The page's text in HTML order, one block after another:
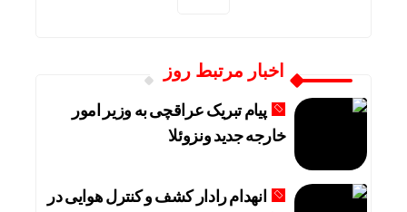
اخبار مرتبط روز
پیام تبریک عراقچی به وزیر امور
خارجه جدید ونزوئلا
انهدام رادار کشف و کنترل هوایی در